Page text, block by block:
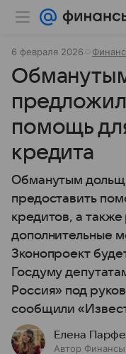
6 февраля 2026
помощь
кредита
Обманутым
предоставить
кредитов, а также
дополнительные
Зконопроект
Госдуму
Россия» под
сообщили
Елена
Автор